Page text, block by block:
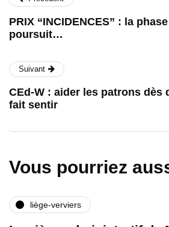
PRIX “INCIDENCES” : la
poursuit…
Suivant
CEd-W : aider les patrons dès
fait sentir
Vous pourriez
liège-verviers